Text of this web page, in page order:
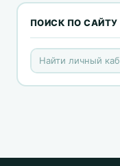
ПОИСК ПО САЙТУ